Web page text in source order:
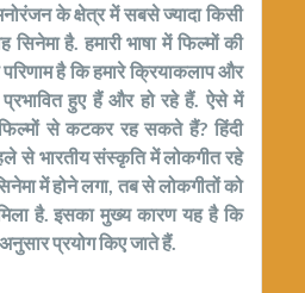
के क्षेत्र में सबसे ज्यादा किसी
है. हमारी भाषा में फिल्मों की
है कि हमारे क्रियाकलाप और
हुए हैं और हो रहे हैं. ऐसे में
से कटकर रह सकते हैं? हिंदी
से भारतीय संस्कृति में लोकगीत रहे
में होने लगा, तब से लोकगीतों को
है. इसका मुख्य कारण यह है कि
प्रयोग किए जाते हैं.